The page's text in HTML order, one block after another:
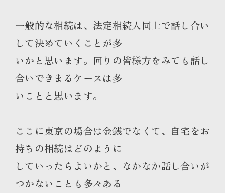
一般的な相続は、法定相続人同士で話し合い
して決めていくことが多
いかと思います。回りの皆様方をみても話し
合いできまるケースは多
いことと思います。
ここに東京の場合は金銭でなくて、自宅をお
持ちの相続はどのように
していったらよいかと、なかなか話し合いが
つかないことも多々ある